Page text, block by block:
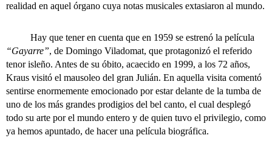
realidad en aquel órgano cuya notas musicales extasiaron al mundo.
Hay que tener en cuenta que en 1959 se estrenó la película
“Gayarre”, de Domingo Viladomat, que protagonizó el referido
tenor isleño. Antes de su óbito, acaecido en 1999, a los 72 años,
Kraus visitó el mausoleo del gran Julián. En aquella visita comentó
sentirse enormemente emocionado por estar delante de la tumba de
uno de los más grandes prodigios del bel canto, el cual desplegó
todo su arte por el mundo entero y de quien tuvo el privilegio, como
ya hemos apuntado, de hacer una película biográfica.